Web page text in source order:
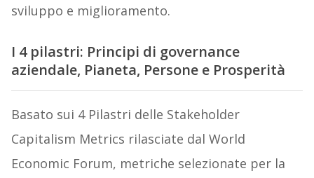
sviluppo e miglioramento.
I 4 pilastri: Principi di governance
aziendale, Pianeta, Persone e Prosperità
Basato sui 4 Pilastri delle Stakeholder
Capitalism Metrics rilasciate dal World
Economic Forum, metriche selezionate per la